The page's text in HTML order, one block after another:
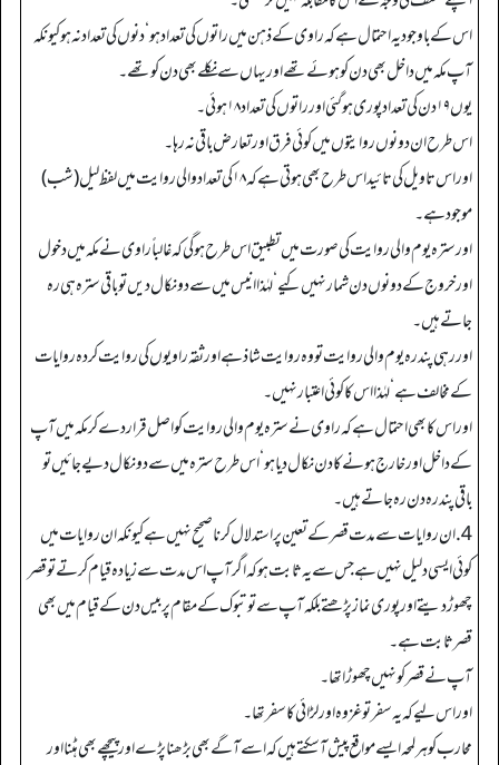
اس کے باوجود یہ احتمال ہے کہ راوی کے ذہن میں راتوں کی تعداد ہو‘ دنوں کی تعداد نہ ہو کیونکہ
آپ مکہ میں داخل بھی دن کو ہوئے تھے اور یہاں سے نکلے بھی دن کو تھے۔
یوں ۱۹ دن کی تعداد پوری ہوگئی اور راتوں کی تعداد ۱۸ ہوئی۔
اس طرح ان دونوں روایتوں میں کوئی فرق اور تعارض باقی نہ رہا۔
اور اس تاویل کی تائید اس طرح بھی ہوتی ہے کہ ۱۸ کی تعداد والی روایت میں لفظ لیل (شب)
موجود ہے۔
اور سترہ یوم والی روایت کی صورت میں تطبیق اس طرح ہوگی کہ غالباً راوی نے مکہ میں دخول
اور خروج کے دونوں دن شمار نہیں کیے‘ لہٰذا انیس میں سے دو نکال دیں تو باقی سترہ ہی رہ
جاتے ہیں۔
اور رہی پندرہ یوم والی روایت تو وہ روایت شاذ ہے اور ثقہ راویوں کی روایت کردہ روایات
کے مخالف ہے‘ لہٰذا اس کا کوئی اعتبار نہیں۔
اور اس کا بھی احتمال ہے کہ راوی نے سترہ یوم والی روایت کو اصل قرار دے کر مکہ میں آپ
کے داخل اور خارج ہونے کا دن نکال دیا ہو‘ اس طرح سترہ میں سے دو نکال دیے جائیں تو
باقی پندرہ دن رہ جاتے ہیں۔
4. ان روایات سے مدت قصر کے تعین پر استدلال کرنا صحیح نہیں ہے کیونکہ ان روایات میں
کوئی ایسی دلیل نہیں ہے جس سے یہ ثابت ہو کہ اگر آپ اس مدت سے زیادہ قیام کرتے تو قصر
چھوڑدیتے اور پوری نماز پڑھتے بلکہ آپ سے تو تبوک کے مقام پر بیس دن کے قیام میں بھی
قصر ثابت ہے۔
آپ نے قصر کو نہیں چھوڑا تھا۔
اور اس لیے کہ یہ سفر تو غزوہ اور لڑائی کا سفر تھا۔
محارب کو ہر لمحہ ایسے مواقع پیش آسکتے ہیں کہ اسے آگے بھی بڑھنا پڑے اور پیچھے بھی ہٹنا اور